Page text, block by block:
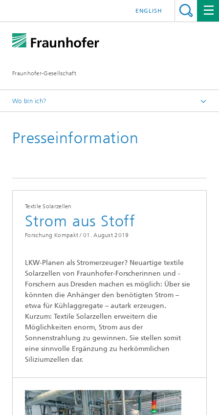
Fraunhofer-Gesellschaft
ENGLISH
Wo bin ich?
Presseinformationen
Presseinformation
Textile Solarzellen
Strom aus Stoff
Forschung Kompakt / 01. August 2019
LKW-Planen als Stromerzeuger? Neuartige textile
Solarzellen von Fraunhofer-Forscherinnen und -
Forschern aus Dresden machen es möglich: Über sie
könnten die Anhänger den benötigten Strom –
etwa für Kühlaggregate – autark erzeugen.
Kurzum: Textile Solarzellen erweitern die
Möglichkeiten enorm, Strom aus der
Sonnenstrahlung zu gewinnen. Sie stellen somit
eine sinnvolle Ergänzung zu herkömmlichen
Siliziumzellen dar.